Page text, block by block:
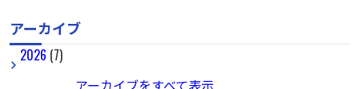
アーカイブ
2026 (7)
アーカイブをすべて表示